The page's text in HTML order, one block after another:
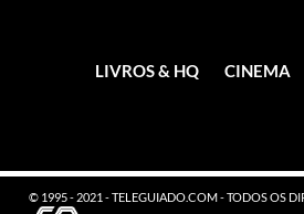
LIVROS & HQ CINEMA
© 1995 - 2021 - TELEGUIADO.COM - TODOS OS